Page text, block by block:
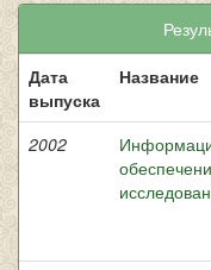
Дата
выпуска
Название
2002